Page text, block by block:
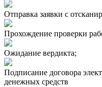
Отправка заявки с
Прохождение проверки
Ожидание вердикта;
Подписание договора
денежных средств